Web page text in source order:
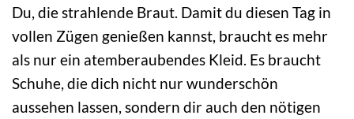
Du, die strahlende Braut. Damit du diesen Tag in
vollen Zügen genießen kannst, braucht es mehr
als nur ein atemberaubendes Kleid. Es braucht
Schuhe, die dich nicht nur wunderschön
aussehen lassen, sondern dir auch den nötigen